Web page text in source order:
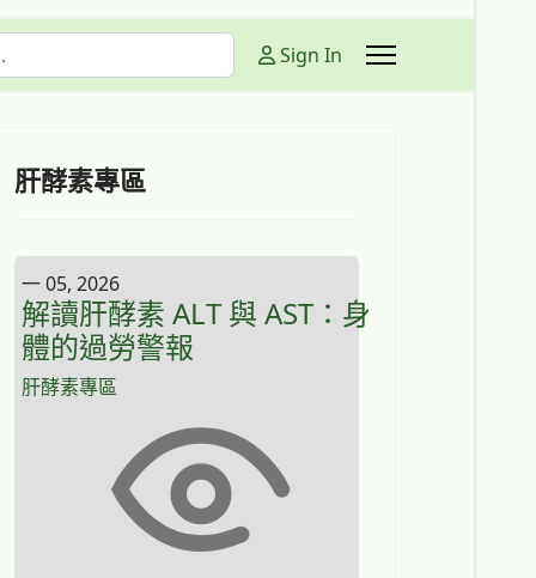
Sign In
肝酵素專區
一 05, 2026
解讀肝酵素 ALT 與 AST：身
體的過勞警報
肝酵素專區